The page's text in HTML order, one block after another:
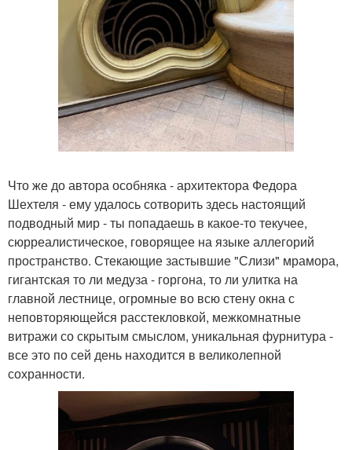
Что же до автора особняка - архитектора Федора
Шехтеля - ему удалось сотворить здесь настоящий
подводный мир - ты попадаешь в какое-то текучее,
сюрреалистическое, говорящее на языке аллегорий
пространство. Стекающие застывшие "Слизи" мрамора,
гигантская то ли медуза - горгона, то ли улитка на
главной лестнице, огромные во всю стену окна с
неповторяющейся расстекловкой, межкомнатные
витражи со скрытым смыслом, уникальная фурнитура -
все это по сей день находится в великолепной
сохранности.